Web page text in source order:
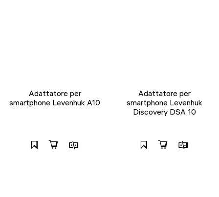
Adattatore per
smartphone Levenhuk A10
Adattatore per
smartphone Levenhuk
Discovery DSA 10